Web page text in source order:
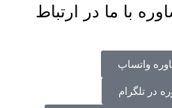
با ما در ارتباط
واتساپ
در تلگرام